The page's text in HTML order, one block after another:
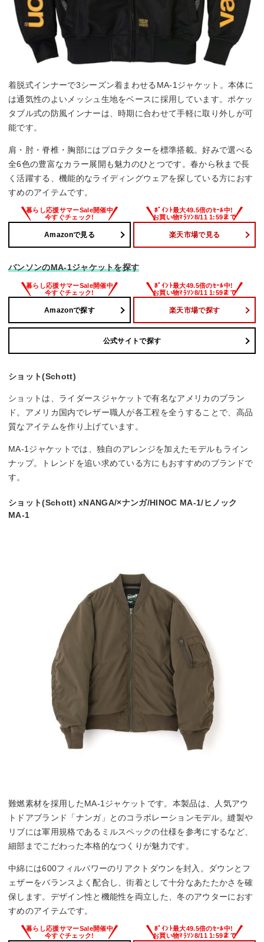
着脱式インナーで3シーズン着まわせるMA-1ジャケット。本体に
は通気性のよいメッシュ生地をベースに採用しています。ポケッ
タブル式の防風インナーは、時期に合わせて手軽に取り外しが可
能です。
肩・肘・脊椎・胸部にはプロテクターを標準搭載。好みで選べる
全6色の豊富なカラー展開も魅力のひとつです。春から秋まで長
く活躍する、機能的なライディングウェアを探している方におす
すめのアイテムです。
Amazonで見る 楽天市場で見る
バンソンのMA-1ジャケットを探す
Amazonで探す 楽天市場で探す
公式サイトで探す
ショット(Schott)
ショットは、ライダースジャケットで有名なアメリカのブラン
ド。アメリカ国内でレザー職人が各工程を全うすることで、高品
質なアイテムを作り上げています。
MA-1ジャケットでは、独自のアレンジを加えたモデルもライン
ナップ。トレンドを追い求めている方にもおすすめのブランドで
す。
ショット(Schott) xNANGA/×ナンガ/HINOC MA-1/ヒノック
MA-1
難燃素材を採用したMA-1ジャケットです。本製品は、人気アウ
トドアブランド「ナンガ」とのコラボレーションモデル。縫製や
リブには軍用規格であるミルスペックの仕様を参考にするなど、
細部までこだわった本格的なつくりが魅力です。
中綿には600フィルパワーのリアクトダウンを封入。ダウンとフ
ェザーをバランスよく配合し、街着として十分なあたたかさを確
保します。デザイン性と機能性を両立した、冬のアウターにおす
すめのアイテムです。